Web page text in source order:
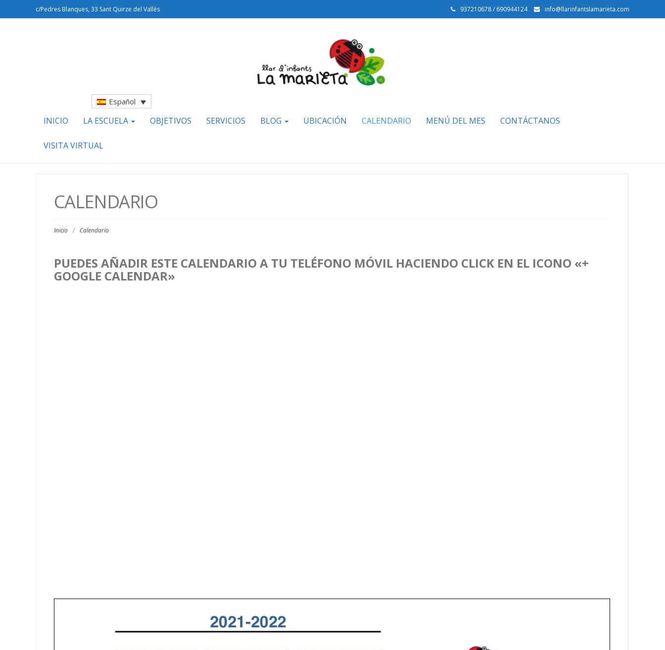
c/Pedres Blanques, 33 Sant Quirze del Vallés 937210678 / 690944124 info@llarinfantslamarieta.com
Español
INICIO LA ESCUELA OBJETIVOS SERVICIOS BLOG UBICACIÓN CALENDARIO MENÚ DEL MES CONTÁCTANOS
VISITA VIRTUAL
CALENDARIO
Inicio / Calendario
PUEDES AÑADIR ESTE CALENDARIO A TU TELÉFONO MÓVIL HACIENDO CLICK EN EL ICONO «+
GOOGLE CALENDAR»